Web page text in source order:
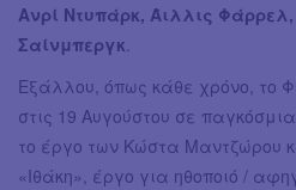
Ανρί Ντυπάρκ, Άιλλις Φάρρελ,
Σαίνμπεργκ.
Εξάλλου, όπως κάθε χρόνο, το
στις 19 Αυγούστου σε
το έργο των Κώστα Μαντζώρου
«Ιθάκη», έργο για ηθοποιό /